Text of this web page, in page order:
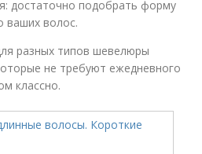
достаточно подобрать форму
ваших волос.
разных типов шевелюры
не требуют ежедневного
классно.